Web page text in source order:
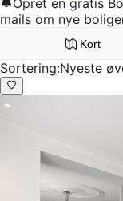
Opret en gratis
mails om nye
Kort
Sortering:Nyeste